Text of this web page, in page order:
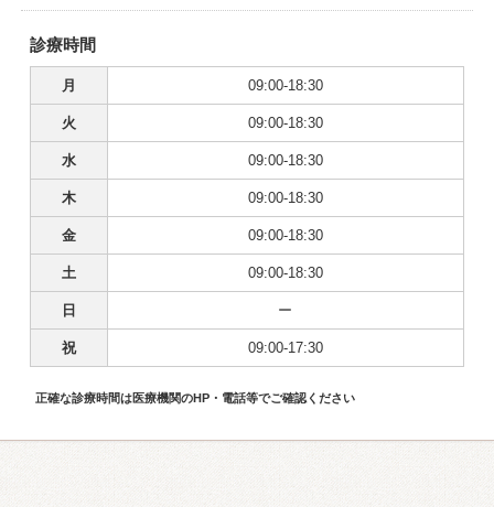
診療時間
月 09:00-18:30
火 09:00-18:30
水 09:00-18:30
木 09:00-18:30
金 09:00-18:30
土 09:00-18:30
日 ー
祝 09:00-17:30
正確な診療時間は医療機関のHP・電話等でご確認ください